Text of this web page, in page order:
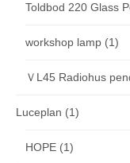
Toldbod 220 Glass
workshop lamp (1)
ＶL45 Radiohus
Luceplan (1)
HOPE (1)